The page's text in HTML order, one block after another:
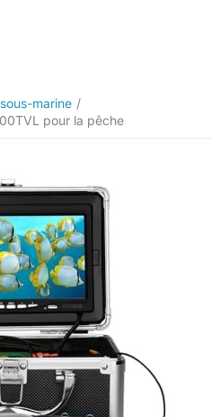
marine
pour la pêche